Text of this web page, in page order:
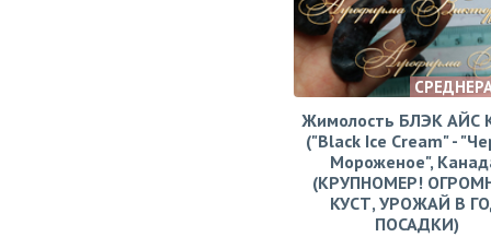
Жимолость БЛЭК АЙС
("Black Ice Cream" -
Мороженое",
(КРУПНОМЕР!
КУСТ, УРОЖАЙ В
ПОСАДКИ)